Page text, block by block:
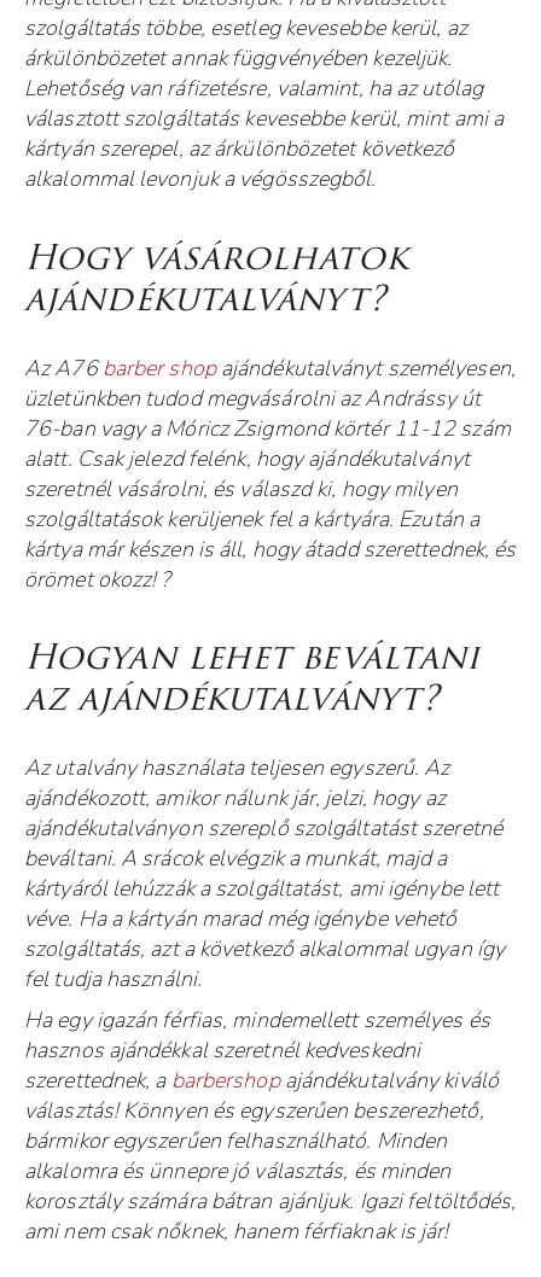
szolgáltatás többe, esetleg kevesebbe kerül, az
árkülönbözetet annak függvényében kezeljük.
Lehetőség van ráfizetésre, valamint, ha az utólag
választott szolgáltatás kevesebbe kerül, mint ami a
kártyán szerepel, az árkülönbözetet következő
alkalommal levonjuk a végösszegből.
Hogy vásárolhatok
ajándékutalványt?
Az A76barber shopajándékutalványt személyesen,
üzletünkben tudod megvásárolni az Andrássy út
76-ban vagy a Móricz Zsigmond körtér 11-12 szám
alatt. Csak jelezd felénk, hogy ajándékutalványt
szeretnél vásárolni, és válaszd ki, hogy milyen
szolgáltatások kerüljenek fel a kártyára. Ezután a
kártya már készen is áll, hogy átadd szerettednek, és
örömet okozz! ?
Hogyan lehet beváltani
az ajándékutalványt?
Az utalvány használata teljesen egyszerű. Az
ajándékozott, amikor nálunk jár, jelzi, hogy az
ajándékutalványon szereplő szolgáltatást szeretné
beváltani. A srácok elvégzik a munkát, majd a
kártyáról lehúzzák a szolgáltatást, ami igénybe lett
véve. Ha a kártyán marad még igénybe vehető
szolgáltatás, azt a következő alkalommal ugyan így
fel tudja használni.
Ha egy igazán férfias, mindemellett személyes és
hasznos ajándékkal szeretnél kedveskedni
szerettednek, a barbershopajándékutalvány kiváló
választás! Könnyen és egyszerűen beszerezhető,
bármikor egyszerűen felhasználható. Minden
alkalomra és ünnepre jó választás, és minden
korosztály számára bátran ajánljuk. Igazi feltöltődés,
ami nem csak nőknek, hanem férfiaknak is jár!